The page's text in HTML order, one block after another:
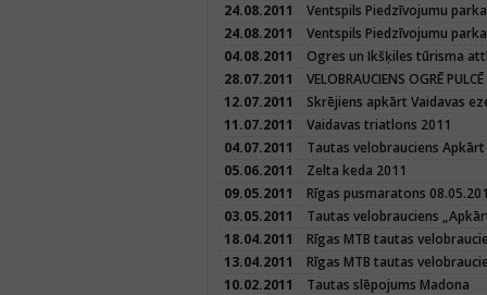
24.08.2011
Ventspils Piedzīvojumu
24.08.2011
Ventspils Piedzīvojumu
04.08.2011
Ogres un Ikšķiles tūrisma
28.07.2011
VELOBRAUCIENS OGRĒ
12.07.2011
Skrējiens apkārt Vaidavas
11.07.2011
Vaidavas triatlons 2011
04.07.2011
Tautas velobrauciens
05.06.2011
Zelta keda 2011
09.05.2011
Rīgas pusmaratons
03.05.2011
Tautas velobrauciens
18.04.2011
Rīgas MTB tautas
13.04.2011
Rīgas MTB tautas
10.02.2011
Tautas slēpojums Madona